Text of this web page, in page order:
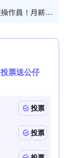
筍工招聘2026｜萊特維健藥廠請生產操作員！月薪高達$1.7萬 冷氣廠房/五天工作/保證雙糧